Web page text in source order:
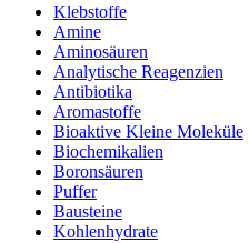
Klebstoffe
Amine
Aminosäuren
Analytische Reagenzien
Antibiotika
Aromastoffe
Bioaktive Kleine Moleküle
Biochemikalien
Boronsäuren
Puffer
Bausteine
Kohlenhydrate